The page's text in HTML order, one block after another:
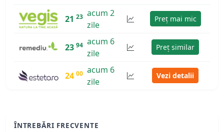
21 23 acum 2
zile
Preț mai mic
23 94 acum 6
zile
Preț similar
24 00 acum 6
zile
Vezi detalii
ÎNTREBĂRI FRECVENTE